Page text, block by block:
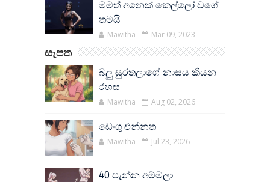
මමත් අනෙක් කෙල්ලෝ වගේ
තමයි
Mawitha Mar 09, 2023
සැපත
බලු සුරතලාගේ නාසය කියන
රහස
Mawitha Aug 02, 2026
ඩෙංගු එන්නත
Mawitha Jul 23, 2026
40 පැන්න අම්මලා